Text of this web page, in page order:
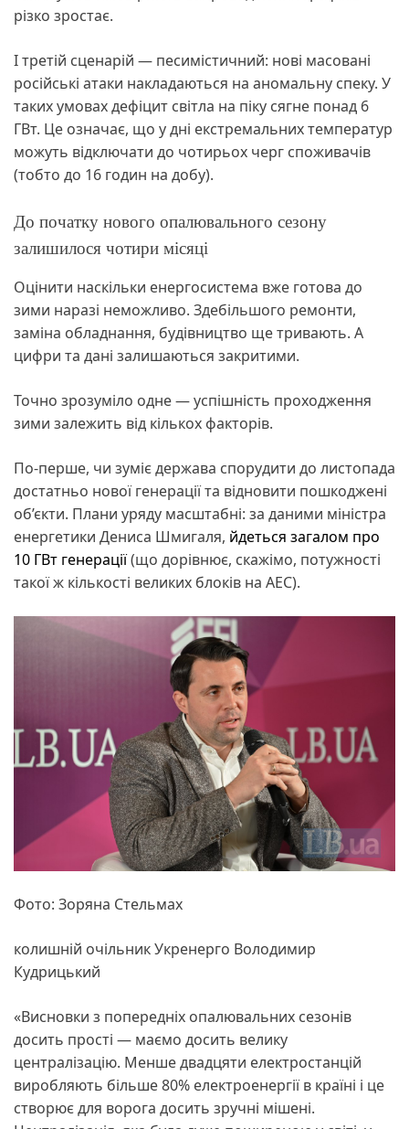
різко зростає.
І третій сценарій — песимістичний: нові масовані
російські атаки накладаються на аномальну спеку. У
таких умовах дефіцит світла на піку сягне понад 6
ГВт. Це означає, що у дні екстремальних температур
можуть відключати до чотирьох черг споживачів
(тобто до 16 годин на добу).
До початку нового опалювального сезону
залишилося чотири місяці
Оцінити наскільки енергосистема вже готова до
зими наразі неможливо. Здебільшого ремонти,
заміна обладнання, будівництво ще тривають. А
цифри та дані залишаються закритими.
Точно зрозуміло одне — успішність проходження
зими залежить від кількох факторів.
По-перше, чи зуміє держава спорудити до листопада
достатньо нової генерації та відновити пошкоджені
об’єкти. Плани уряду масштабні: за даними міністра
енергетики Дениса Шмигаля, йдеться загалом про
10 ГВт генерації(що дорівнює, скажімо, потужності
такої ж кількості великих блоків на АЕС).
Фото: Зоряна Стельмах
колишній очільник Укренерго Володимир
Кудрицький
«Висновки з попередніх опалювальних сезонів
досить прості — маємо досить велику
централізацію. Менше двадцяти електростанцій
виробляють більше 80% електроенергії в країні і це
створює для ворога досить зручні мішені.